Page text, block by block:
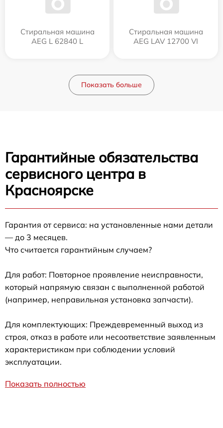
Стиральная машина
AEG L 62840 L
Стиральная машина
AEG LAV 12700 VI
Показать больше
Гарантийные обязательства
сервисного центра в
Красноярске
Гарантия от сервиса: на установленные нами детали
— до 3 месяцев.
Что считается гарантийным случаем?
Для работ: Повторное проявление неисправности,
который напрямую связан с выполненной работой
(например, неправильная установка запчасти).
Для комплектующих: Преждевременный выход из
строя, отказ в работе или несоответствие заявленным
характеристикам при соблюдении условий
эксплуатации.
Показать полностью